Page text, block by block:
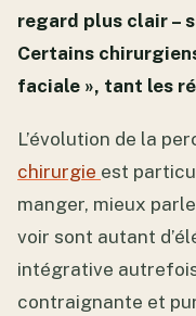
regard plus clair –
Certains
faciale », tant les
L’évolution de la
chirurgie est
manger, mieux
voir sont autant
intégrative
contraignante et